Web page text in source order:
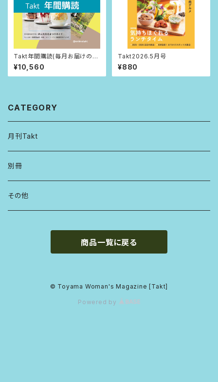
Takt年間購読(毎月お届けの送
料込)
¥10,560
Takt2026.5月号
¥880
CATEGORY
月刊Takt
別冊
その他
商品一覧に戻る
© Toyama Woman's Magazine [Takt]
Powered by